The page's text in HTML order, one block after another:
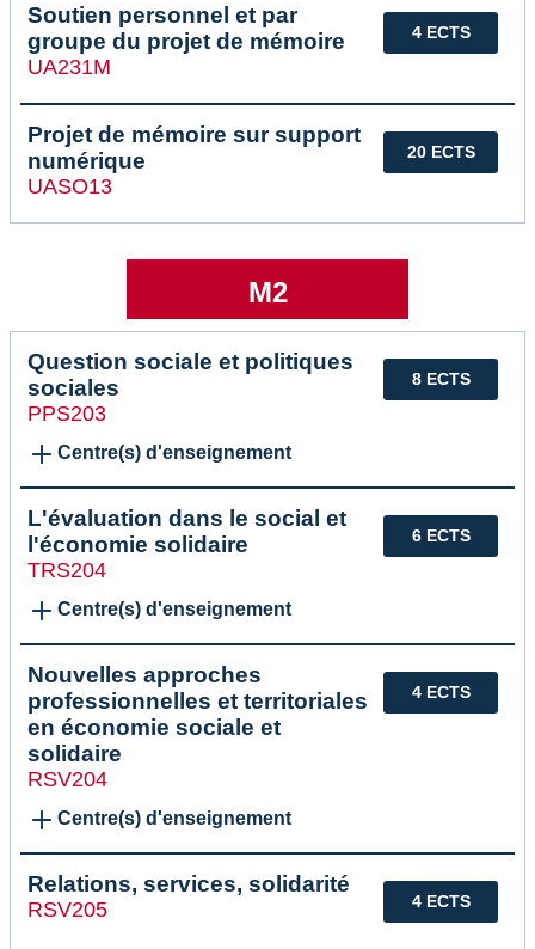
4 ECTS
Soutien personnel et par
groupe du projet de mémoire
UA231M
20 ECTS
Projet de mémoire sur support
numérique
UASO13
M2
8 ECTS
Question sociale et politiques
sociales
PPS203
Centre(s) d'enseignement
6 ECTS
L'évaluation dans le social et
l'économie solidaire
TRS204
Centre(s) d'enseignement
4 ECTS
Nouvelles approches
professionnelles et territoriales
en économie sociale et
solidaire
RSV204
Centre(s) d'enseignement
4 ECTS
Relations, services, solidarité
RSV205